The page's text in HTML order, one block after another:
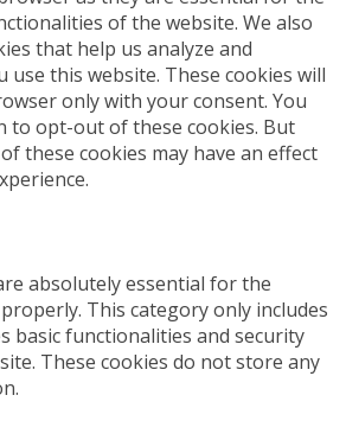
of the website. We also
that help us analyze and
use this website. These cookies will
only with your consent. You
to opt-out of these cookies. But
these cookies may have an effect
absolutely essential for the
This category only includes
basic functionalities and security
These cookies do not store any